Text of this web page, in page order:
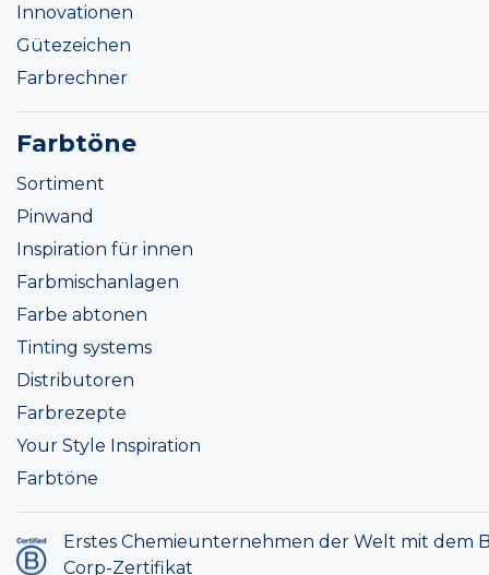
Innovationen
Gütezeichen
Farbrechner
Farbtöne
Sortiment
Pinwand
Inspiration für innen
Farbmischanlagen
Farbe abtonen
Tinting systems
Distributoren
Farbrezepte
Your Style Inspiration
Farbtöne
Erstes Chemieunternehmen der Welt mit dem
Corp-Zertifikat